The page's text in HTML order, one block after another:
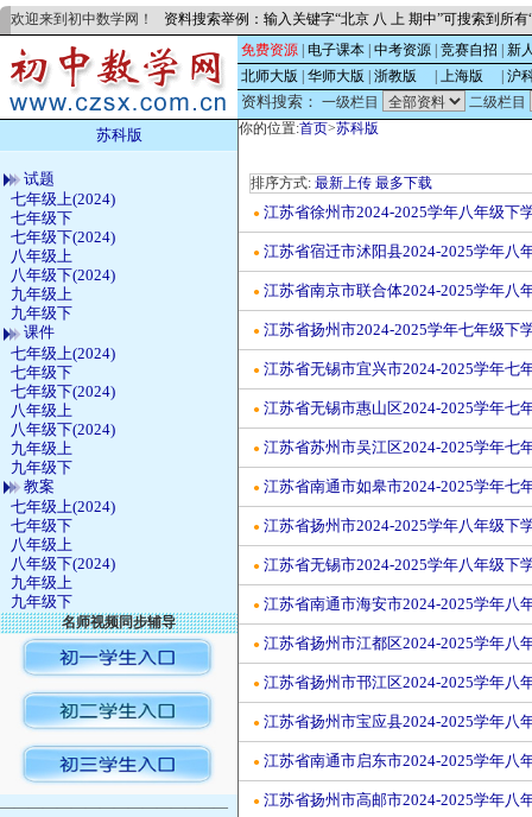
欢迎来到初中数学网！ 资料搜索举例：输入关键字“北京 八 上 期中”可搜索到所
免费资源 电子课本 中考资源 竞赛自招
新
北师大版
华师大版 浙教版 上海版 沪
资料搜索： 一级栏目 二级栏目
苏科版
试题
七年级上(2024)
七年级下
七年级下(2024)
八年级上
八年级下(2024)
九年级上
九年级下
课件
七年级上(2024)
七年级下
七年级下(2024)
八年级上
八年级下(2024)
九年级上
九年级下
教案
七年级上(2024)
七年级下
八年级上
八年级下(2024)
九年级上
九年级下
名师视频同步辅导
————————————————
你的位置:首页>苏科版
排序方式: 最新上传 最多下载
● 江苏省徐州市2024-2025学年八年级下
● 江苏省宿迁市沭阳县2024-2025学年八
● 江苏省南京市联合体2024-2025学年八
● 江苏省扬州市2024-2025学年七年级下
● 江苏省无锡市宜兴市2024-2025学年七
● 江苏省无锡市惠山区2024-2025学年七
● 江苏省苏州市吴江区2024-2025学年七
● 江苏省南通市如皋市2024-2025学年七
● 江苏省扬州市2024-2025学年八年级下
● 江苏省无锡市2024-2025学年八年级下
● 江苏省南通市海安市2024-2025学年八
● 江苏省扬州市江都区2024-2025学年八
● 江苏省扬州市邗江区2024-2025学年八
● 江苏省扬州市宝应县2024-2025学年八
● 江苏省南通市启东市2024-2025学年八
● 江苏省扬州市高邮市2024-2025学年八